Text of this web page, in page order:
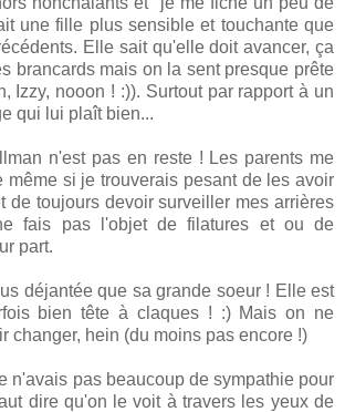
une fille plus sensible et touchante que
Elle sait qu'elle doit avancer, ça
brancards mais on la sent presque prête
Izzy, nooon ! :)). Surtout par rapport à un
qui lui plaît bien...
n'est pas en reste ! Les parents me
même si je trouverais pesant de les avoir
de toujours devoir surveiller mes arrières
fais pas l'objet de filatures et ou de
part.
déjantée que sa grande soeur ! Elle est
bien tête à claques ! :) Mais on ne
changer, hein (du moins pas encore !)
n'avais pas beaucoup de sympathie pour
dire qu'on le voit à travers les yeux de